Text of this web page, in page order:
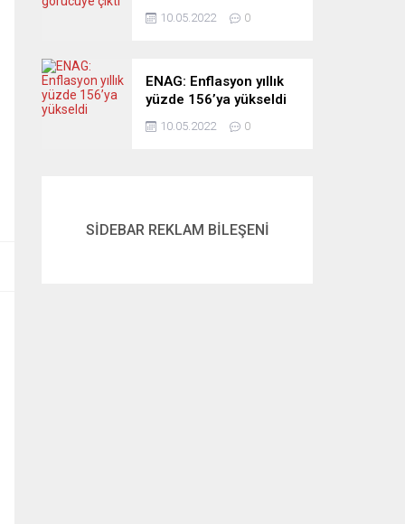
çıktı
10.05.2022 0
ENAG: Enflasyon yıllık
yüzde 156’ya yükseldi
10.05.2022 0
SİDEBAR REKLAM BİLEŞENİ